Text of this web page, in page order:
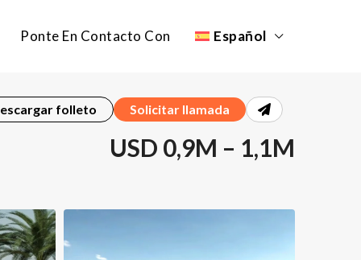
Ponte En Contacto Con Español
folleto Solicitar llamada
USD 0,9M – 1,1M